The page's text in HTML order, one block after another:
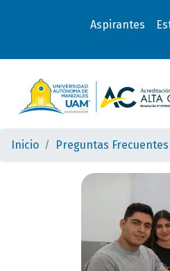
Aspirantes
Inicio Preguntas